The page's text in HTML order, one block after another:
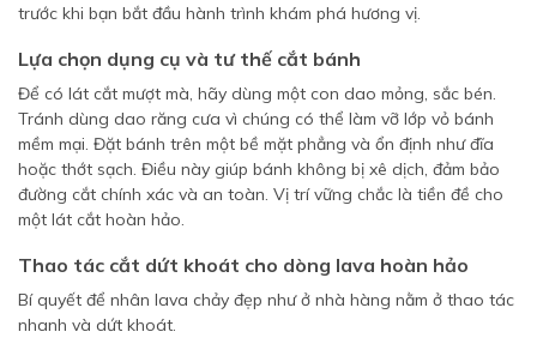
trước khi bạn bắt đầu hành trình khám phá hương vị.
Lựa chọn dụng cụ và tư thế cắt bánh
Để có lát cắt mượt mà, hãy dùng một con dao mỏng, sắc bén.
Tránh dùng dao răng cưa vì chúng có thể làm vỡ lớp vỏ bánh
mềm mại. Đặt bánh trên một bề mặt phẳng và ổn định như đĩa
hoặc thớt sạch. Điều này giúp bánh không bị xê dịch, đảm bảo
đường cắt chính xác và an toàn. Vị trí vững chắc là tiền đề cho
một lát cắt hoàn hảo.
Thao tác cắt dứt khoát cho dòng lava hoàn hảo
Bí quyết để nhân lava chảy đẹp như ở nhà hàng nằm ở thao tác
nhanh và dứt khoát.